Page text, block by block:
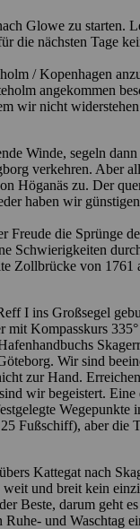
Glowe zu
nächsten Tage
/ Kopenhagen
angekommen
wir nicht
Winde, segeln
verkehren. Aber
Höganäs zu. Der
haben wir
die Sprünge
Zollbrücke von 1761
I ins Großsegel
Kompasskurs
Wir sind
zur Hand.
wir begeistert.
Fußschiff), aber
Kattegat nach
und breit kein
Beste, darum geht
und Waschtag